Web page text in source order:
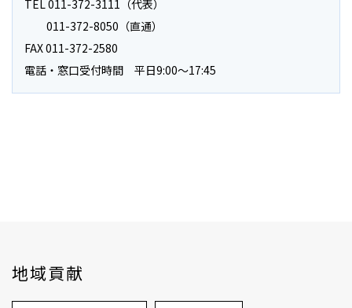
TEL 011-372-3111（代表）
011-372-8050（直通）
FAX 011-372-2580
電話・窓口受付時間 平日9:00～17:45
地域貢献